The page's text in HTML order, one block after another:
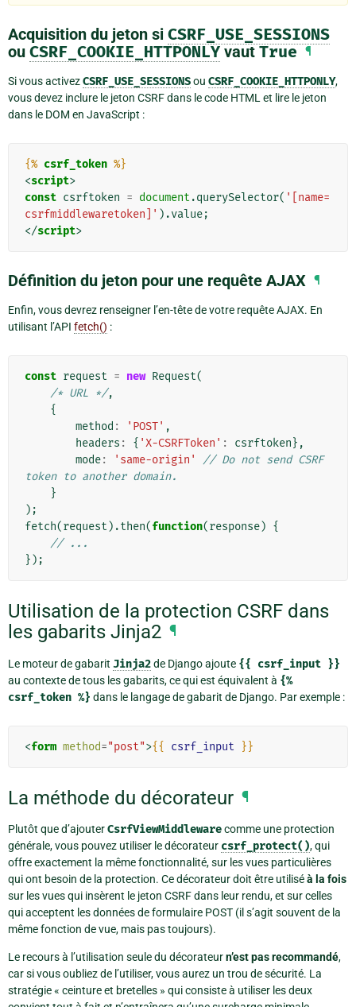
Acquisition du jeton si CSRF_USE_SESSIONS
ou CSRF_COOKIE_HTTPONLY vaut True ¶
Si vous activezCSRF_USE_SESSIONSou CSRF_COOKIE_HTTPONLY,
vous devez inclure le jeton CSRF dans le code HTML et lire le jeton
dans le DOM en JavaScript :
{% csrf_token %}
<script>
const csrftoken = document .querySelector( '[name=
csrfmiddlewaretoken]' ).value;
</script>
Définition du jeton pour une requête AJAX ¶
Enfin, vous devrez renseigner l’en-tête de votre requête AJAX. En
utilisant l’API fetch() :
const request = new Request(
/* URL */,
{
method : 'POST' ,
headers : { 'X-CSRFToken' : csrftoken },
mode: 'same-origin'
// Do not send CSRF
token to another domain.
}
);
fetch(request ).then(function(response) {
// ...
});
Utilisation de la protection CSRF dans
les gabarits Jinja2 ¶
Le moteur de gabarit Jinja2de Django ajoute {{ csrf_input }}
au contexte de tous les gabarits, ce qui est équivalent à {%
csrf_token %} dans le langage de gabarit de Django. Par exemple :
<form method="post">{{ csrf_input }}
La méthode du décorateur ¶
Plutôt que d’ajouterCsrfViewMiddlewarecomme une protection
générale, vous pouvez utiliser le décorateur csrf_protect(), qui
offre exactement la même fonctionnalité, sur les vues particulières
qui ont besoin de la protection. Ce décorateur doit être utiliséà la fois
sur les vues qui insèrent le jeton CSRF dans leur rendu, et sur celles
qui acceptent les données de formulaire POST (il s’agit souvent de la
même fonction de vue, mais pas toujours).
Le recours à l’utilisation seule du décorateurn’est pas recommandé,
car si vous oubliez de l’utiliser, vous aurez un trou de sécurité. La
stratégie « ceinture et bretelles » qui consiste à utiliser les deux